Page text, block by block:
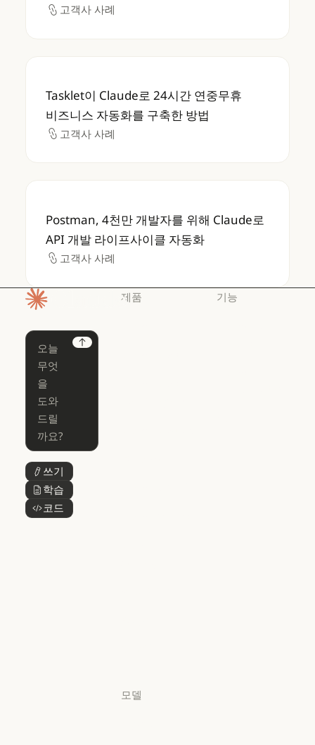
고객사 사례
고객사 사례
Tasklet이 Claude로 24시간 연중무휴 비즈니
Tasklet이 Claude로 24시간 연중무휴
비즈니스 자동화를 구축한 방법
고객사 사례
고객사 사례
Postman, 4천만 개발자를 위해 Claude로
Postman, 4천만 개발자를 위해 Claude로
API 개발 라이프사이클 자동화
고객사 사례
고객사 사례
Next
쓰기
버튼 텍스트
학습
버튼 텍스트
코드
버튼 텍스트
제품 기능
모델